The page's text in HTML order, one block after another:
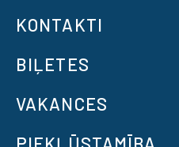
KONTAKTI
BIĻETES
VAKANCES